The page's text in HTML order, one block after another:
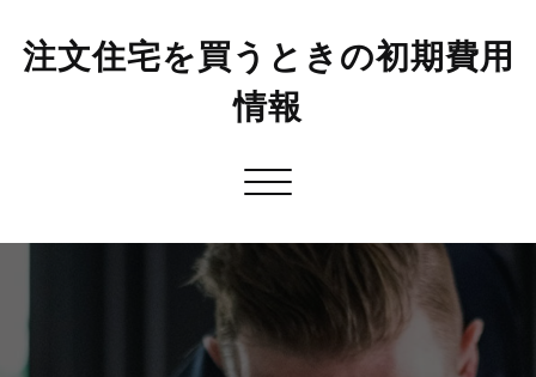
注文住宅を買うときの初期費用
情報
Toggle